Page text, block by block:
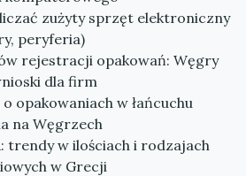
zużyty sprzęt elektroniczny
peryferia)
rejestracji opakowań: Węgry
dla firm
opakowaniach w łańcuchu
na Węgrzech
trendy w ilościach i rodzajach
w Grecji